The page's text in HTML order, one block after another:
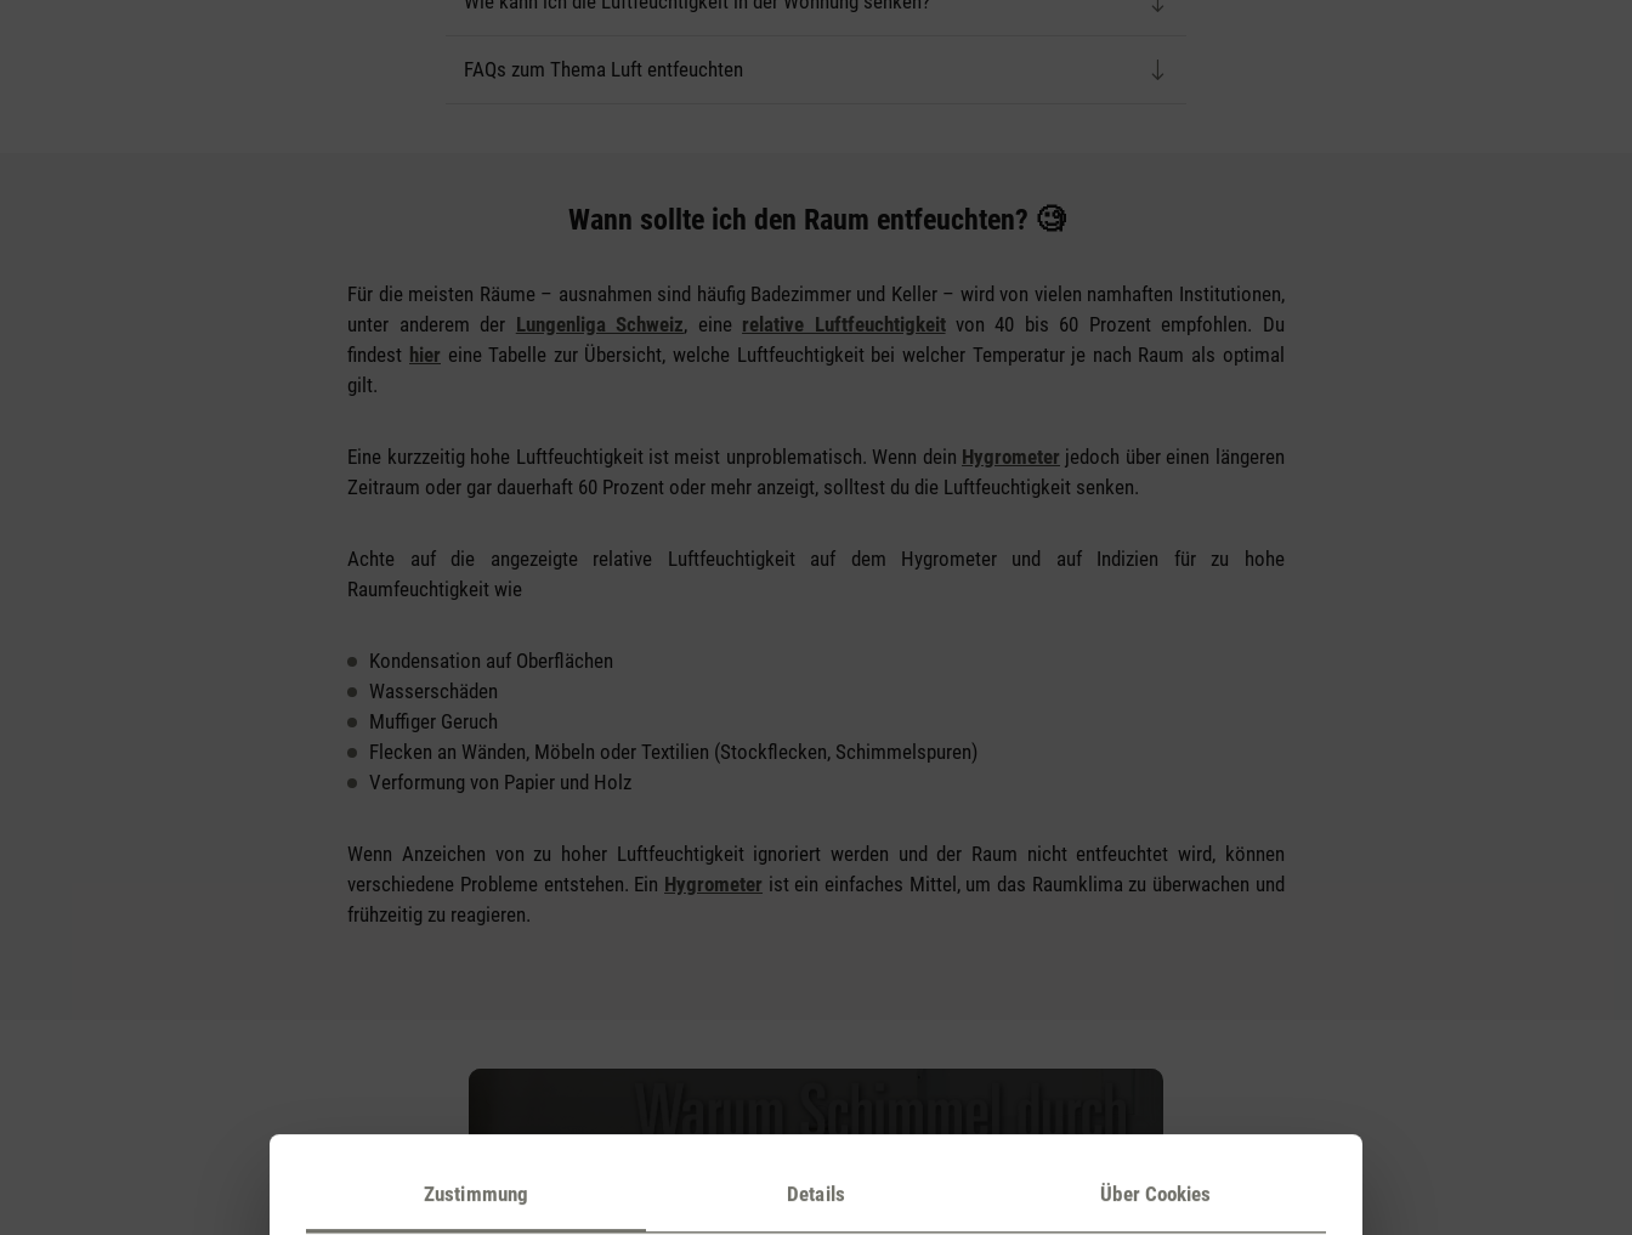
Zustimmung Details Über Cookies
FAQs zum Thema Luft entfeuchten
Wann sollte ich den Raum entfeuchten? 🧐
Für die meisten Räume – ausnahmen sind häufig Badezimmer und Keller – wird von vielen namhaften Institutionen,
unter anderem der Lungenliga Schweiz, eine relative Luftfeuchtigkeitvon 40 bis 60 Prozent empfohlen. Du
findest hier eine Tabelle zur Übersicht, welche Luftfeuchtigkeit bei welcher Temperatur je nach Raum als optimal
gilt.
Eine kurzzeitig hohe Luftfeuchtigkeit ist meist unproblematisch. Wenn dein Hygrometer jedoch über einen längeren
Zeitraum oder gar dauerhaft 60 Prozent oder mehr anzeigt, solltest du die Luftfeuchtigkeit senken.
Achte auf die angezeigte relative Luftfeuchtigkeit auf dem Hygrometer und auf Indizien für zu hohe
Raumfeuchtigkeit wie
Kondensation auf Oberflächen
Wasserschäden
Muffiger Geruch
Flecken an Wänden, Möbeln oder Textilien (Stockflecken, Schimmelspuren)
Verformung von Papier und Holz
Wenn Anzeichen von zu hoher Luftfeuchtigkeit ignoriert werden und der Raum nicht entfeuchtet wird, können
verschiedene Probleme entstehen. Ein Hygrometer ist ein einfaches Mittel, um das Raumklima zu überwachen und
frühzeitig zu reagieren.